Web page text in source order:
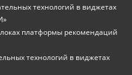
технологий в виджетах
платформы рекомендаций
технологий в виджетах